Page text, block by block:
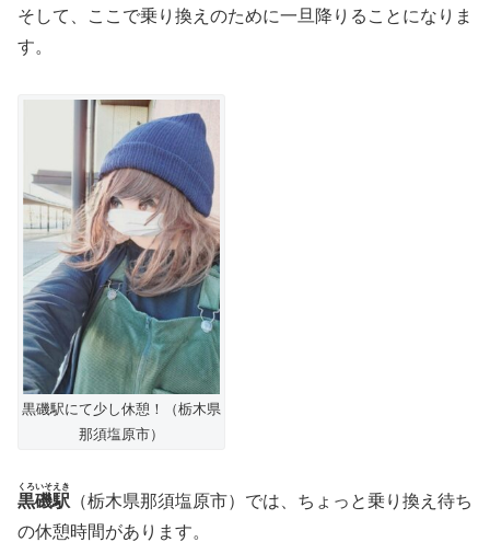
そして、ここで乗り換えのために一旦降りることになりま
す。
黒磯駅にて少し休憩！（栃木県
那須塩原市）
黒磯駅
くろいそえき
（栃木県那須塩原市）では、ちょっと乗り換え待ち
の休憩時間があります。